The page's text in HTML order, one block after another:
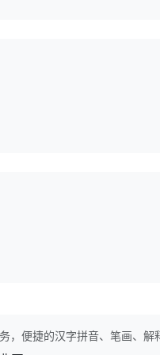
便捷的汉字拼音、笔画、解